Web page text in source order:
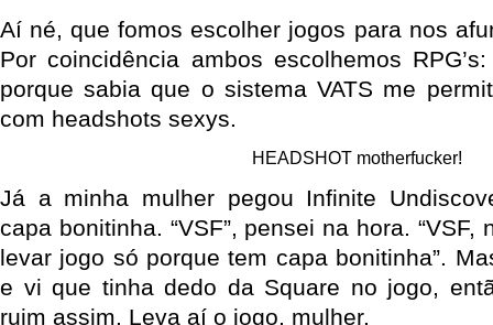
Aí né, que fomos escolher jogos para nos
Por coincidência ambos escolhemos
porque sabia que o sistema VATS me
com headshots sexys.
HEADSHOT motherfucker!
Já a minha mulher pegou Infinite
capa bonitinha. “VSF”, pensei na hora.
levar jogo só porque tem capa bonitinha”.
e vi que tinha dedo da Square no jogo,
ruim assim. Leva aí o jogo, mulher.